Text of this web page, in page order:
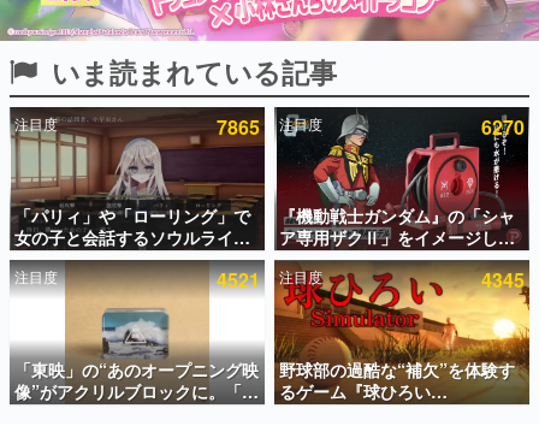
ピックアップ
電ファミのいま読まれている記事ランキング
アプリセール情報
インタビュー
連載・特集一覧
殿堂入り記事
SNS拡散数が数千以上！ ページビュー数万以上！ などな
ど。多くの人々に読まれた、電ファミ渾身の“殿堂入り”記
事をまとめました。
いま読まれている記事
注目度 7865
「パリィ」や「ローリング」で
女の子と会話するソウルライク
恋愛ゲーム『小早川さんはソウ
ルライク』無料公開。返事に失
敗すると「YOU DIED」
注目度 6270
『機動戦士ガンダム』の「シャ
ア専用ザクⅡ」をイメージした
散水ホースリールが予約開始。
本体にはシャアのパーソナルマ
ークやジオン公国軍のエンブレ
ム、型式番号などを配置
注目度 4521
「東映」の“あのオープニング映
像”がアクリルブロックに。「東
映ヒストリカル グッズコレクシ
注目度 4345
野球部の過酷な“補欠”を体験す
るゲーム『球ひろい
Simulator』が「1件」のウィッ